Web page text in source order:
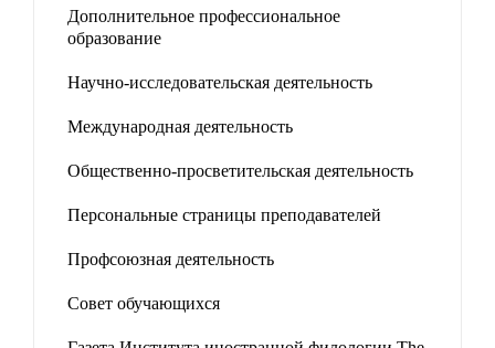
Дополнительное профессиональное
образование
Научно-исследовательская деятельность
Международная деятельность
Общественно-просветительская деятельность
Персональные страницы преподавателей
Профсоюзная деятельность
Совет обучающихся